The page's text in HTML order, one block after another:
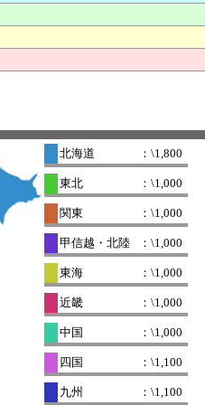
北海道 ：\1,800
東北 ：\1,000
関東 ：\1,000
甲信越・北陸 ：\1,000
東海 ：\1,000
近畿 ：\1,000
中国 ：\1,000
四国 ：\1,100
九州 ：\1,100